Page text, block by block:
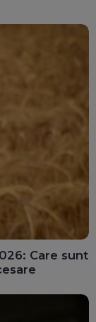
Care sunt